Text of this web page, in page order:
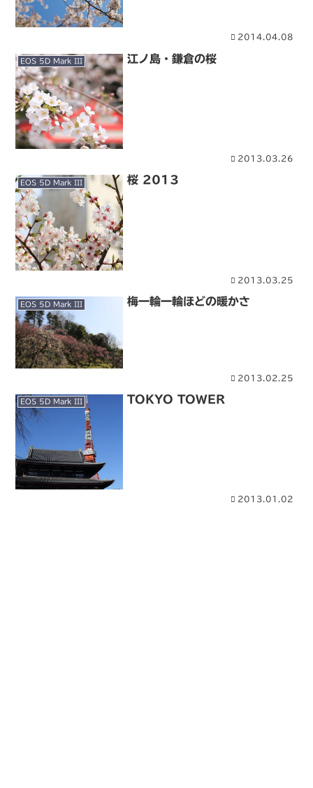
2014.04.08
EOS 5D Mark III 江ノ島・鎌倉の桜
2013.03.26
EOS 5D Mark III 桜 2013
2013.03.25
EOS 5D Mark III 梅一輪一輪ほどの暖かさ
2013.02.25
EOS 5D Mark III TOKYO TOWER
2013.01.02